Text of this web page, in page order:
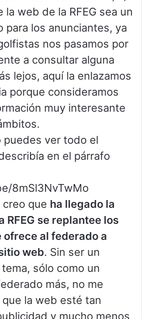
la web de la RFEG sea un
para los anunciantes, ya
nos pasamos por
a consultar alguna
lejos, aquí la enlazamos
porque consideramos
muy interesante
puedes ver todo el
en el párrafo
8mSl3NvTwMo
que ha llegado la
RFEG se replantee los
al federado a
web. Sin ser un
sólo como un
más, no me
la web esté tan
y mucho menos